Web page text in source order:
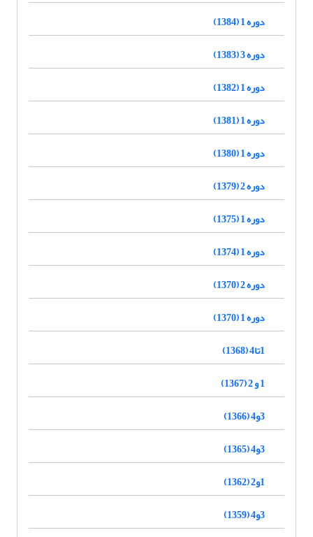
دوره 1 (1384)
دوره 3 (1383)
دوره 1 (1382)
دوره 1 (1381)
دوره 1 (1380)
دوره 2 (1379)
دوره 1 (1375)
دوره 1 (1374)
دوره 2 (1370)
دوره 1 (1370)
1تا4 (1368)
1 و 2 (1367)
3و4 (1366)
3و4 (1365)
1و2 (1362)
3و4 (1359)